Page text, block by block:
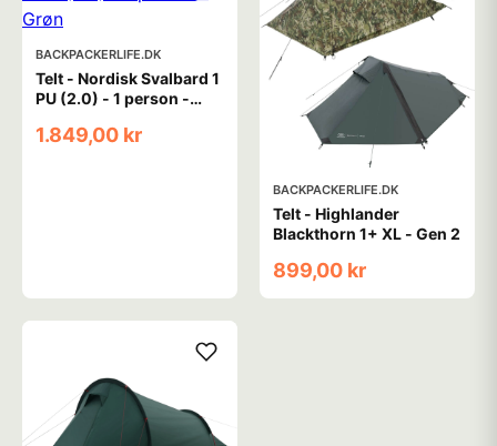
BACKPACKERLIFE.DK
Telt - Nordisk Svalbard 1
PU (2.0) - 1 person -
1.849,00 kr
BACKPACKERLIFE.DK
Telt - Highlander
Blackthorn 1+ XL - Gen 2
899,00 kr